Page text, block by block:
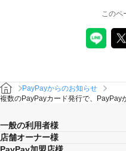
このペ
PayPayからのお知らせ
複数のPayPayカード発行で、PayPay
一般の利用者様
店舗オーナー様